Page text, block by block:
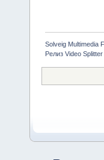
Solveig Multimedia
Релиз Video